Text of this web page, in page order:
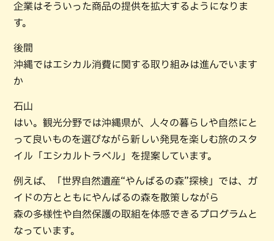
企業はそういった商品の提供を拡大するようになりま
す。
後間
沖縄ではエシカル消費に関する取り組みは進んでいます
か
石山
はい。観光分野では沖縄県が、人々の暮らしや自然にと
って良いものを選びながら新しい発見を楽しむ旅のスタ
イル「エシカルトラベル」を提案しています。
例えば、「世界自然遺産“やんばるの森”探検」では、ガ
イドの方とともにやんばるの森を散策しながら
森の多様性や自然保護の取組を体感できるプログラムと
なっています。